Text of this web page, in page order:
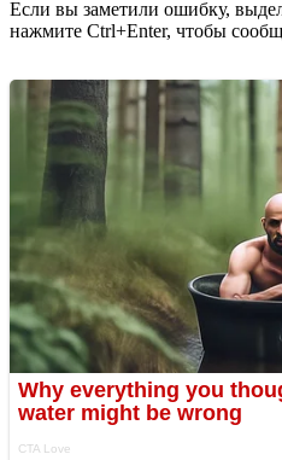
Если вы заметили ошибку,
нажмите Ctrl+Enter, чтобы